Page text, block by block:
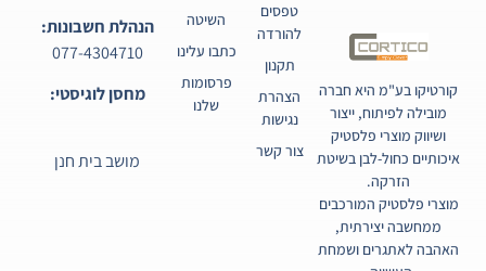
קורטיקו בע"מ היא חברה
מובילה לפיתוח, ייצור
ושיווק מוצרי פלסטיק
איכותיים כחול-לבן בשיטת
הזרקה.
מוצרי פלסטיק המורכבים
ממחשבה יצירתית,
האהבה לאתגרים ושמחת
השיטה
כתבו עלינו
פרסומות
שלנו
טפסים
להורדה
תקנון
הצהרת
נגישות
צור קשר
הנהלת חשבונות:
077-4304710
מחסן לוגיסטי:
מושב בית חנן